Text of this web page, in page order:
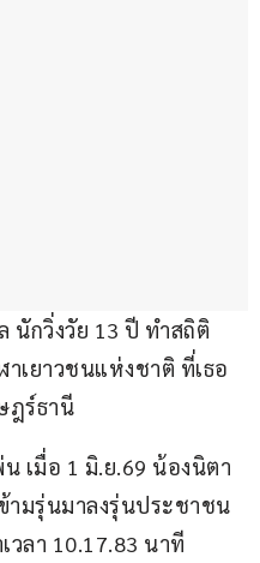
นักวิ่งวัย 13 ปี ทำสถิติ
เยาวชนแห่งชาติ ที่เธอ
ฎร์ธานี
เมื่อ 1 มิ.ย.69 น้องนิตา
ามรุ่นมาลงรุ่นประชาชน
วลา 10.17.83 นาที